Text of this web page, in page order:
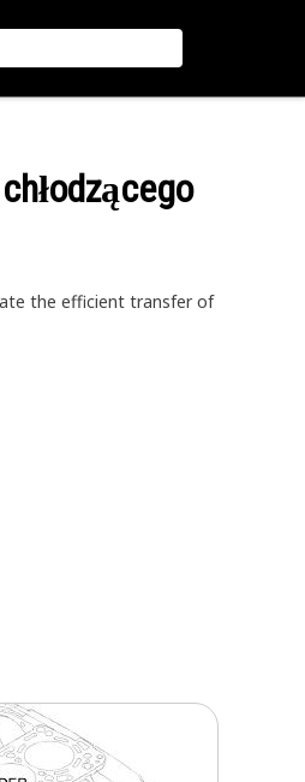
the efficient transfer of